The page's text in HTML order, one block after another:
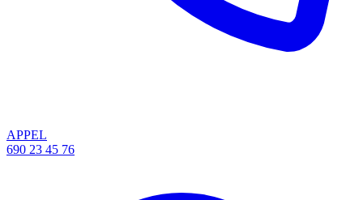
APPEL
690 23 45 76